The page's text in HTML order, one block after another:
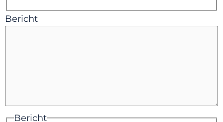
Bericht
Bericht